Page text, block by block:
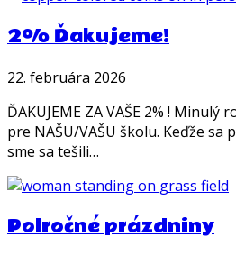
2% Ďakujeme!
22. februára 2026
ĎAKUJEME ZA VAŠE 2% ! Minulý
pre NAŠU/VAŠU školu. Keďže sa
sme sa tešili…
Polročné prázdniny